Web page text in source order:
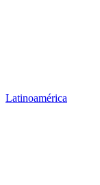
Latinoamérica